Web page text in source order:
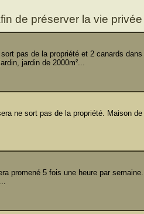
de préserver la vie
pas de la propriété et 2 canards
jardin de 2000m²...
ne sort pas de la propriété. Maison
promené 5 fois une heure par